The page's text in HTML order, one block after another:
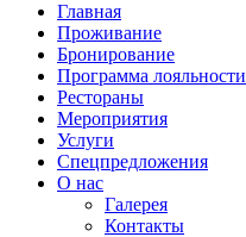
Главная
Проживание
Бронирование
Программа лояльности
Рестораны
Мероприятия
Услуги
Спецпредложения
О нас
Галерея
Контакты